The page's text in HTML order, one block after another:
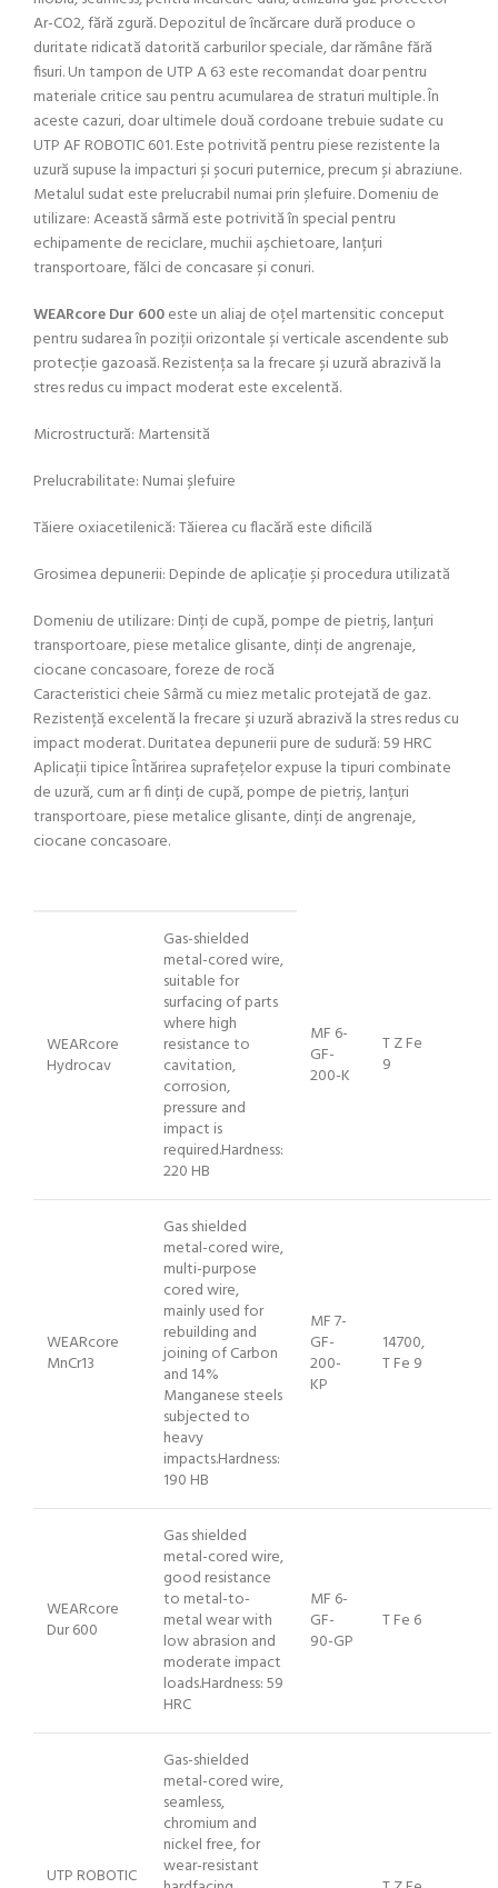
Ar-CO2, fără zgură.Depozitul de încărcare dură produce o
duritate ridicată datorită carburilor speciale, dar rămâne fără
fisuri.Un tampon de UTP A 63 este recomandat doar pentru
materiale critice sau pentru acumularea de straturi multiple.În
aceste cazuri, doar ultimele două cordoane trebuie sudate cu
UTP AF ROBOTIC 601. Este potrivită pentru piese rezistente la
uzură supuse la impacturi și șocuri puternice, precum și abraziune.
Metalul sudat este prelucrabil numai prin șlefuire.Domeniu de
utilizare: Această sârmă este potrivită în special pentru
echipamente de reciclare, muchii așchietoare, lanțuri
transportoare, fălci de concasare și conuri.
WEARcore Dur 600este un aliaj de oțel martensitic conceput
pentru sudarea în poziții orizontale și verticale ascendente sub
protecție gazoasă. Rezistența sa la frecare și uzură abrazivă la
stres redus cu impact moderat este excelentă.
Microstructură: Martensită
Prelucrabilitate: Numai șlefuire
Tăiere oxiacetilenică: Tăierea cu flacără este dificilă
Grosimea depunerii: Depinde de aplicație și procedura utilizată
Domeniu de utilizare: Dinți de cupă, pompe de pietriș, lanțuri
transportoare, piese metalice glisante, dinți de angrenaje,
ciocane concasoare, foreze de rocă
Caracteristici cheie Sârmă cu miez metalic protejată de gaz.
Rezistență excelentă la frecare și uzură abrazivă la stres redus cu
impact moderat. Duritatea depunerii pure de sudură: 59 HRC
Aplicații tipice Întărirea suprafețelor expuse la tipuri combinate
de uzură, cum ar fi dinți de cupă, pompe de pietriș, lanțuri
transportoare, piese metalice glisante, dinți de angrenaje,
ciocane concasoare.
WEARcore
Hydrocav
Gas-shielded
metal-cored wire,
suitable for
surfacing of parts
where high
resistance to
cavitation,
corrosion,
pressure and
impact is
required.Hardness:
220 HB
MF 6-
GF-
200-K
T Z Fe
9
WEARcore
MnCr13
Gas shielded
metal-cored wire,
multi-purpose
cored wire,
mainly used for
rebuilding and
joining of Carbon
and 14%
Manganese steels
subjected to
heavy
impacts.Hardness:
190 HB
MF 7-
GF-
200-
KP
14700,
T Fe 9
WEARcore
Dur 600
Gas shielded
metal-cored wire,
good resistance
to metal-to-
metal wear with
low abrasion and
moderate impact
loads.Hardness: 59
HRC
MF 6-
GF-
90-GP
T Fe 6
UTP ROBOTIC
Gas-shielded
metal-cored wire,
seamless,
chromium and
nickel free, for
wear-resistant